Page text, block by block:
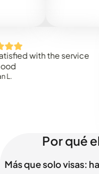
with the service
Por qué
Más que solo visas: